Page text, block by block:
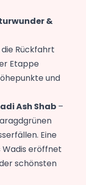
&
Rückfahrt
Etappe
und
Ash Shab –
Eine
eröffnet
schönsten